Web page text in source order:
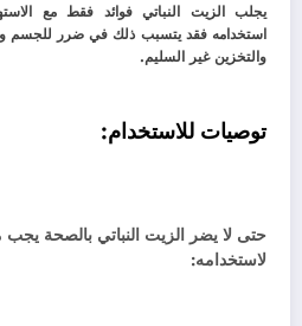
يجلب الزيت النباتي فوائد فقط مع
استخدامه فقد يتسبب ذلك في ضرر للجسم
والتخزين غير السليم.
توصيات للاستخدام:
حتى لا يضر الزيت النباتي بالصحة يجب
لاستخدامه: